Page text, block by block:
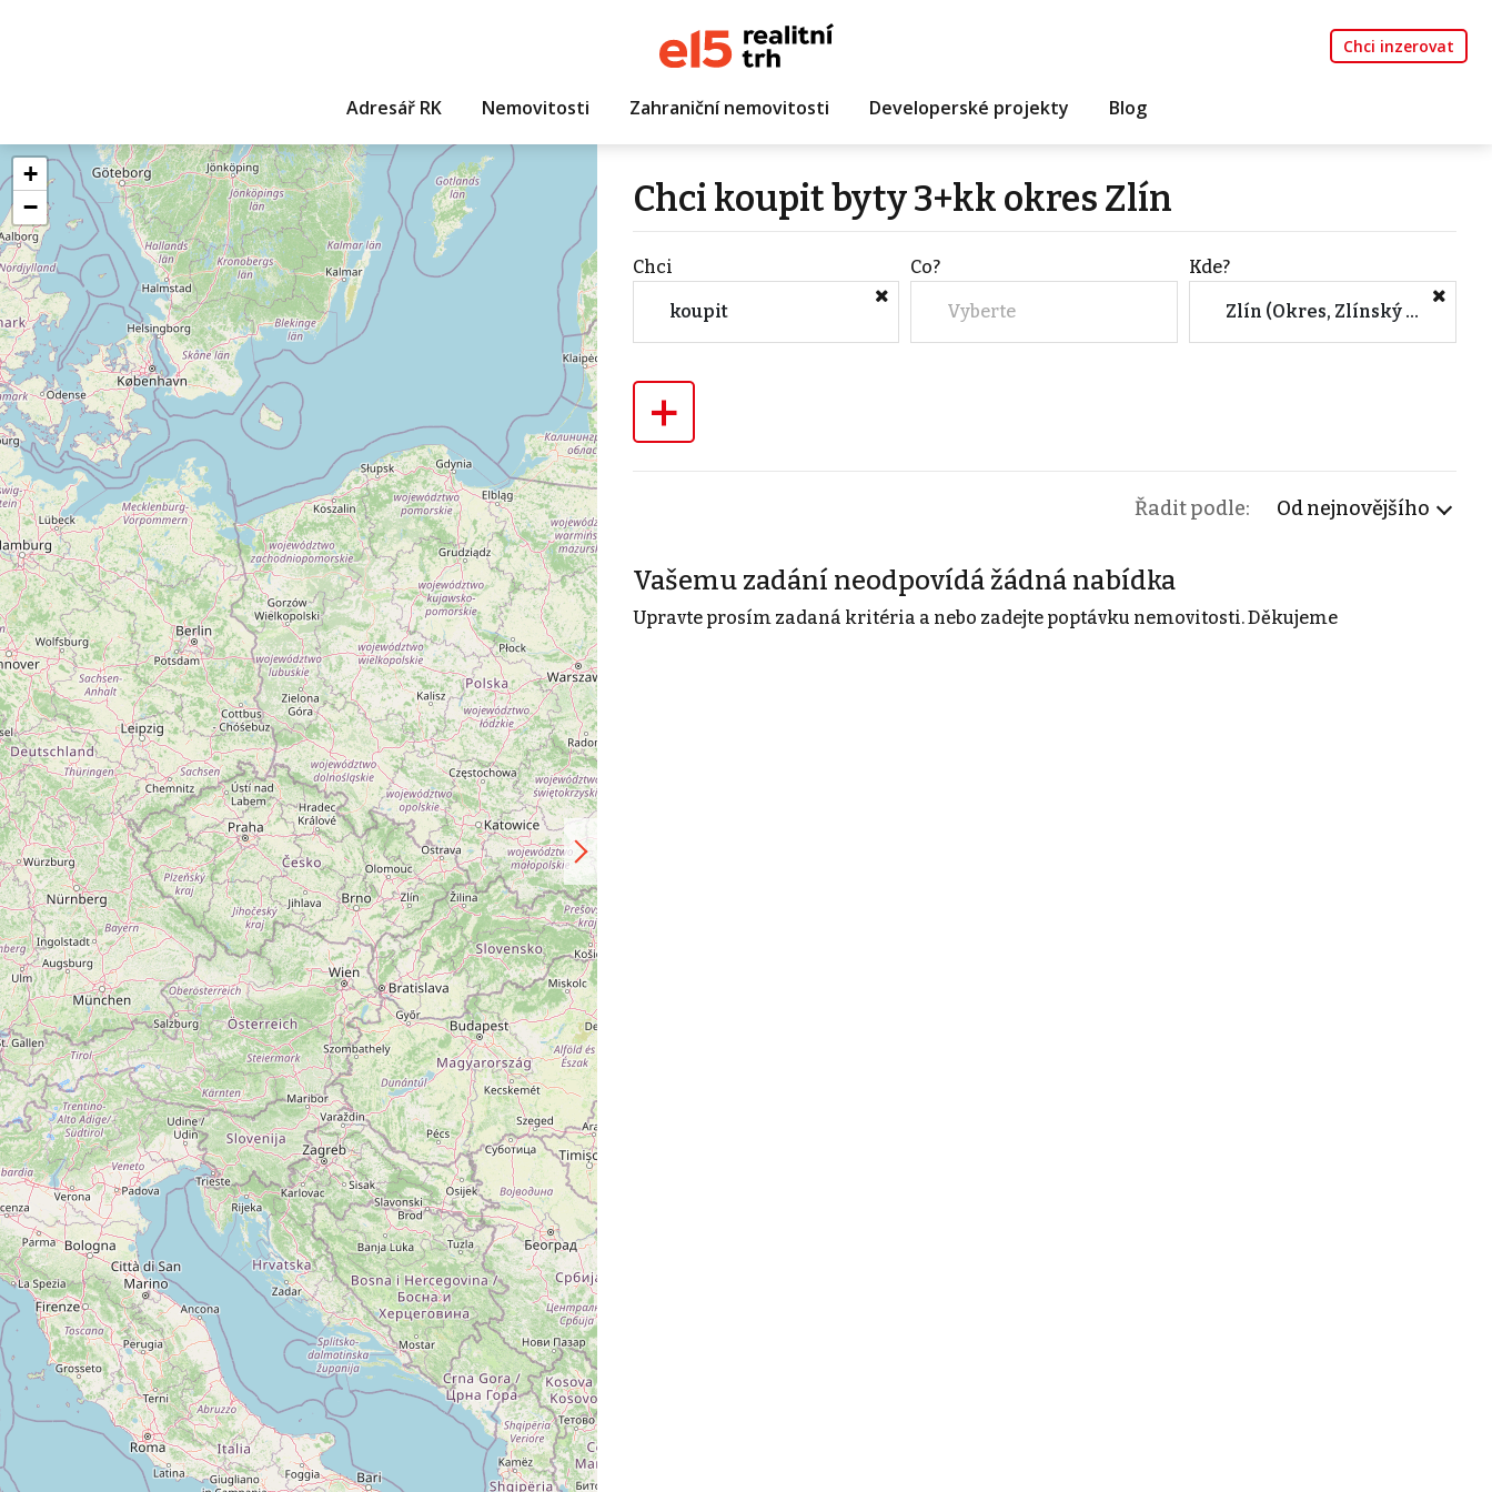
Chci inzerovat
Adresář RK Nemovitosti Zahraniční nemovitosti Developerské projekty Blog
+
−
Chci koupit byty 3+kk okres Zlín
Chci
koupit
Co?
Vyberte
Kde?
Zlín (Okres, Zlínský kraj)
+
Řadit podle: Od nejnovějšího
Vašemu zadání neodpovídá žádná nabídka
Upravte prosím zadaná kritéria a nebo zadejte poptávku nemovitosti. Děkujeme